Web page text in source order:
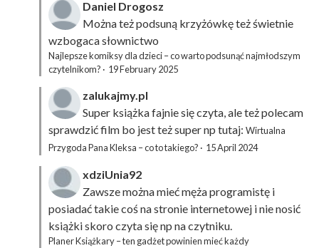
Daniel Drogosz
Można też podsuną krzyżówkęteż świetnie
wzbogaca słownictwo
Najlepsze komiksy dla dzieci – co warto podsunąć najmłodszym
czytelnikom? · 19 February 2025
zalukajmy.pl
Super książka fajnie się czyta, ale też polecam
sprawdzić film bo jest też super np tutaj: Wirtualna
Przygoda Pana Kleksa – co to takiego? · 15 April 2024
xdziUnia92
Zawsze można mieć męża programistę i
posiadać takie coś na stronie internetowej i nie nosić
książki skoro czyta się np na czytniku.
Planer Książkary – ten gadżet powinien mieć każdy